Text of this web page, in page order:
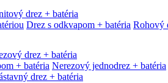
drez + batéria
Drez s odkvapom + batéria Rohový
drez + batéria
+ batéria Nerezový jednodrez + batéria
drez + batéria